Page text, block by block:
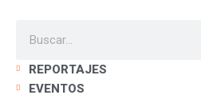
REPORTAJES
EVENTOS